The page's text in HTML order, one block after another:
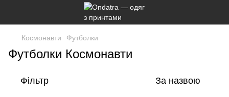
Космонавти Футболки
Футболки Космонавти
Фільтр За назвою